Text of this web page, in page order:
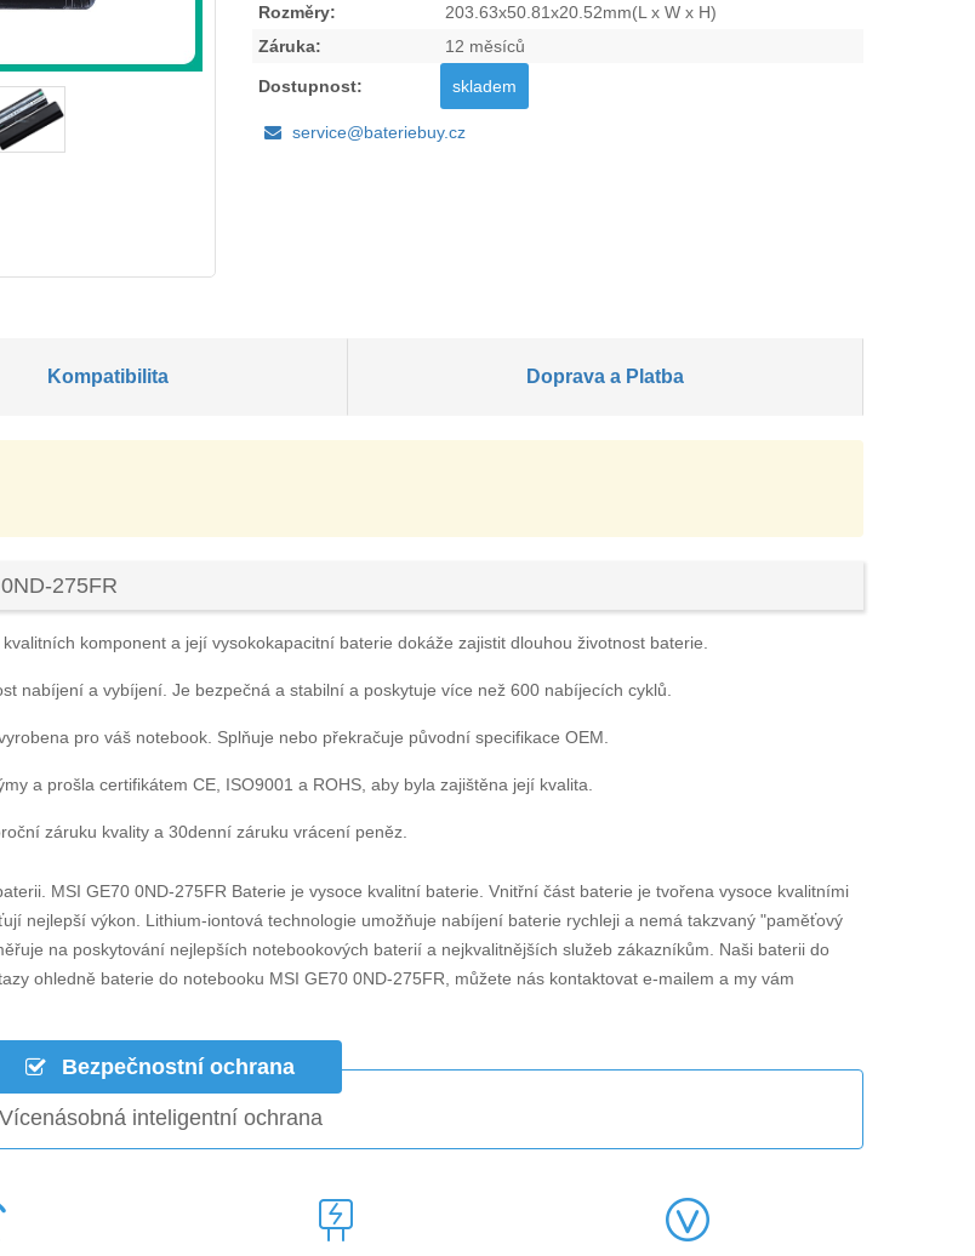
Rozměry:
203.63x50.81x20.52mm(L x W x H)
Záruka:
12 měsíců
Dostupnost: skladem
service@bateriebuy.cz
Kompatibilita Doprava a Platba
275FR
komponent a její vysokokapacitní baterie dokáže zajistit dlouhou životnost baterie.
nabíjení a vybíjení. Je bezpečná a stabilní a poskytuje více než 600 nabíjecích cyklů.
pro váš notebook. Splňuje nebo překračuje původní specifikace OEM.
a prošla certifikátem CE, ISO9001 a ROHS, aby byla zajištěna její kvalita.
záruku kvality a 30denní záruku vrácení peněz.
MSI GE70 0ND-275FR Baterie je vysoce kvalitní baterie. Vnitřní část baterie je tvořena vysoce kvalitními
nejlepší výkon. Lithium-iontová technologie umožňuje nabíjení baterie rychleji a nemá takzvaný "paměťový
na poskytování nejlepších notebookových baterií a nejkvalitnějších služeb zákazníkům. Naši baterii do
ohledně baterie do notebooku MSI GE70 0ND-275FR , můžete nás kontaktovat e-mailem a my vám
Bezpečnostní ochrana
Vícenásobná inteligentní ochrana